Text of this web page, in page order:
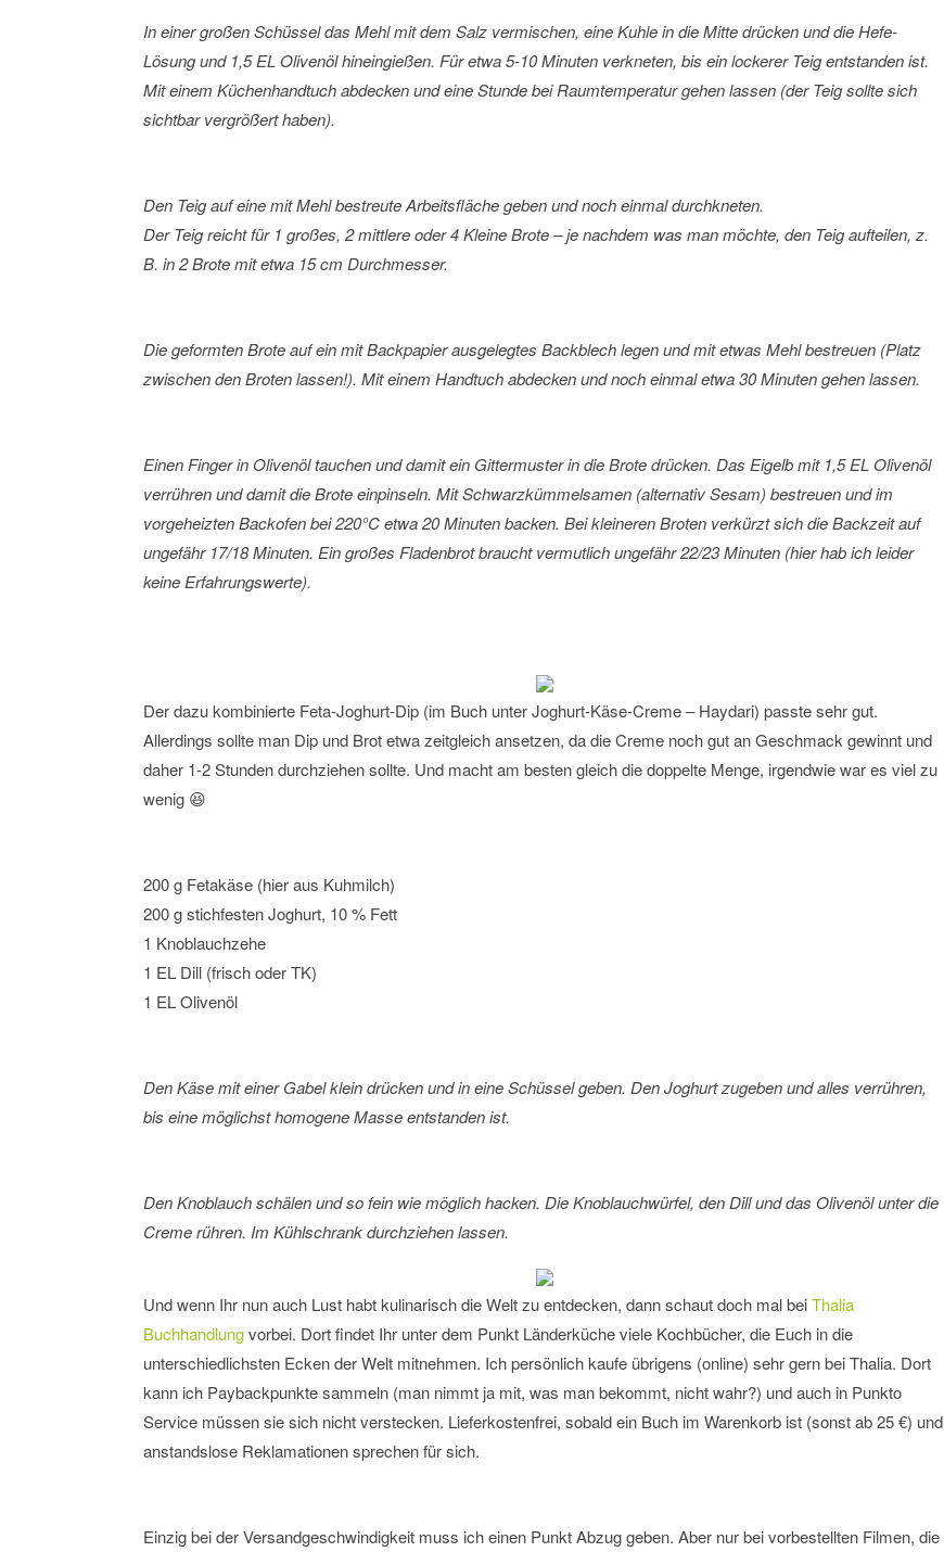
In einer großen Schüssel das Mehl mit dem Salz vermischen, eine Kuhle in die Mitte drücken und die Hefe-
Lösung und 1,5 EL Olivenöl hineingießen. Für etwa 5-10 Minuten verkneten, bis ein lockerer Teig entstanden ist.
Mit einem Küchenhandtuch abdecken und eine Stunde bei Raumtemperatur gehen lassen (der Teig sollte sich
sichtbar vergrößert haben).
Den Teig auf eine mit Mehl bestreute Arbeitsfläche geben und noch einmal durchkneten.
Der Teig reicht für 1 großes, 2 mittlere oder 4 Kleine Brote – je nachdem was man möchte, den Teig aufteilen, z.
B. in 2 Brote mit etwa 15 cm Durchmesser.
Die geformten Brote auf ein mit Backpapier ausgelegtes Backblech legen und mit etwas Mehl bestreuen (Platz
zwischen den Broten lassen!). Mit einem Handtuch abdecken und noch einmal etwa 30 Minuten gehen lassen.
Einen Finger in Olivenöl tauchen und damit ein Gittermuster in die Brote drücken. Das Eigelb mit 1,5 EL Olivenöl
verrühren und damit die Brote einpinseln. Mit Schwarzkümmelsamen (alternativ Sesam) bestreuen und im
vorgeheizten Backofen bei 220°C etwa 20 Minuten backen. Bei kleineren Broten verkürzt sich die Backzeit auf
ungefähr 17/18 Minuten. Ein großes Fladenbrot braucht vermutlich ungefähr 22/23 Minuten (hier hab ich leider
keine Erfahrungswerte).
Der dazu kombinierte Feta-Joghurt-Dip (im Buch unter Joghurt-Käse-Creme – Haydari) passte sehr gut.
Allerdings sollte man Dip und Brot etwa zeitgleich ansetzen, da die Creme noch gut an Geschmack gewinnt und
daher 1-2 Stunden durchziehen sollte. Und macht am besten gleich die doppelte Menge, irgendwie war es viel zu
wenig 😆
200 g Fetakäse (hier aus Kuhmilch)
200 g stichfesten Joghurt, 10 % Fett
1 Knoblauchzehe
1 EL Dill (frisch oder TK)
1 EL Olivenöl
Den Käse mit einer Gabel klein drücken und in eine Schüssel geben. Den Joghurt zugeben und alles verrühren,
bis eine möglichst homogene Masse entstanden ist.
Den Knoblauch schälen und so fein wie möglich hacken. Die Knoblauchwürfel, den Dill und das Olivenöl unter die
Creme rühren. Im Kühlschrank durchziehen lassen.
Und wenn Ihr nun auch Lust habt kulinarisch die Welt zu entdecken, dann schaut doch mal beiThalia
Buchhandlungvorbei. Dort findet Ihr unter dem Punkt Länderküche viele Kochbücher, die Euch in die
unterschiedlichsten Ecken der Welt mitnehmen. Ich persönlich kaufe übrigens (online) sehr gern bei Thalia. Dort
kann ich Paybackpunkte sammeln (man nimmt ja mit, was man bekommt, nicht wahr?) und auch in Punkto
Service müssen sie sich nicht verstecken. Lieferkostenfrei, sobald ein Buch im Warenkorb ist (sonst ab 25 €) und
anstandslose Reklamationen sprechen für sich.
Einzig bei der Versandgeschwindigkeit muss ich einen Punkt Abzug geben. Aber nur bei vorbestellten Filmen, die